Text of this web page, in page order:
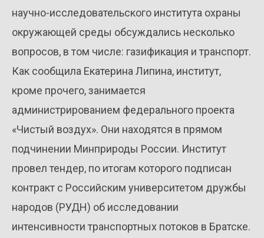
научно-исследовательского института охраны
окружающей среды обсуждались несколько
вопросов, в том числе: газификация и транспорт.
Как сообщила Екатерина Липина, институт,
кроме прочего, занимается
администрированием федерального проекта
«Чистый воздух». Они находятся в прямом
подчинении Минприроды России. Институт
провел тендер, по итогам которого подписан
контракт с Российским университетом дружбы
народов (РУДН) об исследовании
интенсивности транспортных потоков в Братске.